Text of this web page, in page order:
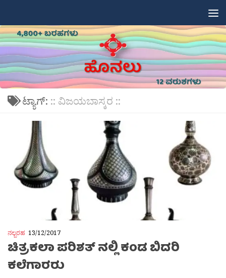
ಟ್ಯಾಗ್: :: ವಿಜಯಬಾಸ್ಕರ ::
ನಲ್ಬರಹ 13/12/2017
ಚಿತ್ರಕಲಾ ಪರಿಶತ್ ನಲ್ಲಿ ಕಂಡ ಬಿದರಿ
ಕಲೆಗಾರರು